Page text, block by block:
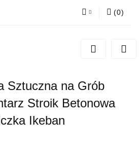
Zarejestruj się
Zgody cookies
(0)
Sztuczna na Grób
Stroik Betonowa
Ikeban